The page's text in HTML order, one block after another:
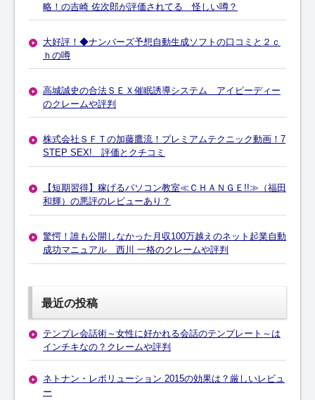
略！の吉崎 佐次郎が評価されてる 怪しい噂？
大好評！◆ナンバーズ予想自動生成ソフトの口コミと２ｃ
ｈの噂
高城誠史の合法ＳＥＸ催眠誘導システム アイピーディー
のクレームや評判
株式会社ＳＦＴの加藤鷹流！プレミアムテクニック動画！7
STEP SEX! 評価とクチコミ
【短期習得】稼げるパソコン教室≪ＣＨＡＮＧＥ!!≫（福田
和輝）の悪評のレビューあり？
驚愕！誰も公開しなかった月収100万越えのネット起業自動
成功マニュアル 西川 一格のクレームや評判
最近の投稿
テンプレ会話術～女性に好かれる会話のテンプレート～は
インチキなの？クレームや評判
ネトナン・レボリューション 2015の効果は？厳しいレビュ
ー